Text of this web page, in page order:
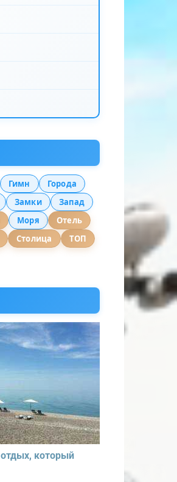
Гимн
Города
Замки
Запад
Моря
Отель
Столица
ТОП
который